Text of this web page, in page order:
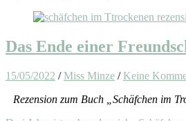
Das Ende einer
15/05/2022 /Miss Minze /Keine
Rezension zum Buch „Schäfchen im